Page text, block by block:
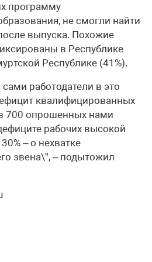
программу
не смогли найти
выпуска. Похожие
в Республике
Республике (41%).
работодатели в это
квалифицированных
700 опрошенных нами
рабочих высокой
– о нехватке
звена\”, – подытожил